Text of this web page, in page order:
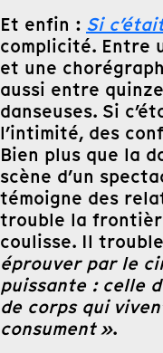
Et enfin : Si
complicité. Entre
et une
aussi entre
danseuses. Si
l’intimité, des
Bien plus que la
scène d’un
témoigne des
trouble la
coulisse. Il
éprouver par le
puissante : celle
de corps qui
consument ».